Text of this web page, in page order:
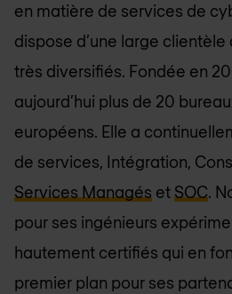
en matière de services de
dispose d’une large
très diversifiés. Fondée en
aujourd’hui plus de 20
européens. Elle a
de services, Intégration,
Services Managés et SOC.
pour ses ingénieurs
hautement certifiés qui en
premier plan pour ses